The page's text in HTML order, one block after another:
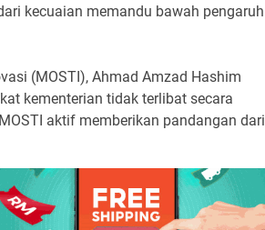
kecuaian memandu bawah pengaruh
(MOSTI), Ahmad Amzad Hashim
kementerian tidak terlibat secara
aktif memberikan pandangan dari